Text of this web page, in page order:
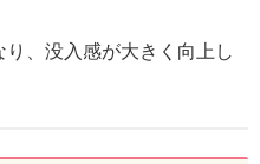
、没入感が大きく向上し